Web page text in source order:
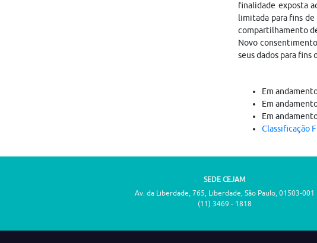
finalidade exposta
limitada para fins
compartilhamento
Novo
seus dados para fins
Em
Em
Em
Classificação
SEDE CEJAM
Av. da Liberdade, 765, Liberdade, São Paulo, 01503-001
(11) 3469 - 1818